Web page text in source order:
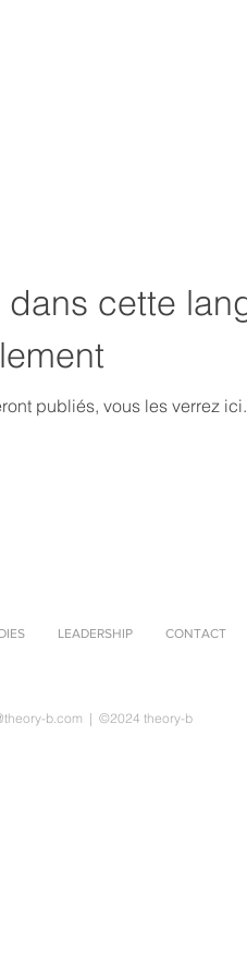
cette
publiés, vous les verrez ici.
LEADERSHIP CONTACT
b.com | ©2024 theory-b